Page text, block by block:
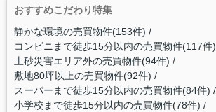
おすすめこだわり特集
静かな環境の売買物件(153件)
コンビニまで徒歩15分以内の売買物件(117件)
土砂災害エリア外の売買物件(94件)
敷地80坪以上の売買物件(92件)
スーパーまで徒歩15分以内の売買物件(84件)
小学校まで徒歩15分以内の売買物件(78件)